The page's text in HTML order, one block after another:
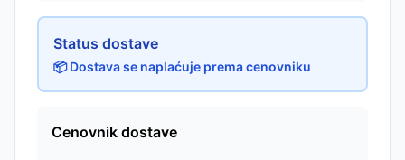
Status dostave
📦 Dostava se naplaćuje prema cenovniku
Cenovnik dostave